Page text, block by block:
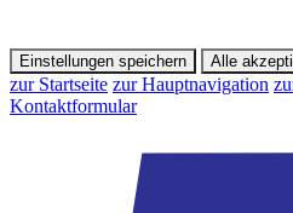
Einstellungen speichern Alle
zur Startseite zur Hauptnavigation
Kontaktformular